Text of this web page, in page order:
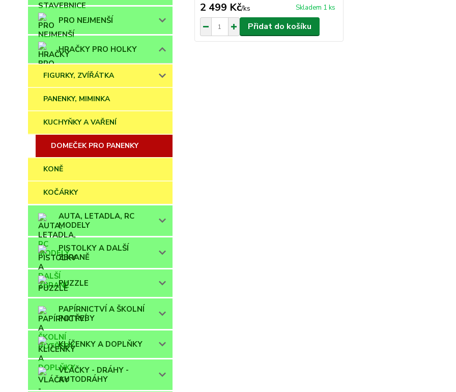
PRO NEJMENŠÍ
HRAČKY PRO HOLKY
FIGURKY, ZVÍŘÁTKA
PANENKY, MIMINKA
KUCHYŇKY A VAŘENÍ
DOMEČEK PRO PANENKY
KONĚ
KOČÁRKY
AUTA, LETADLA, RC
MODELY
PISTOLKY A DALŠÍ
ZBRANĚ
PUZZLE
PAPÍRNICTVÍ A ŠKOLNÍ
POTŘEBY
KLÍČENKY A DOPLŇKY
VLÁČKY - DRÁHY -
AUTODRÁHY
2 499 Kč/ks Skladem 1 ks
Přidat do košíku